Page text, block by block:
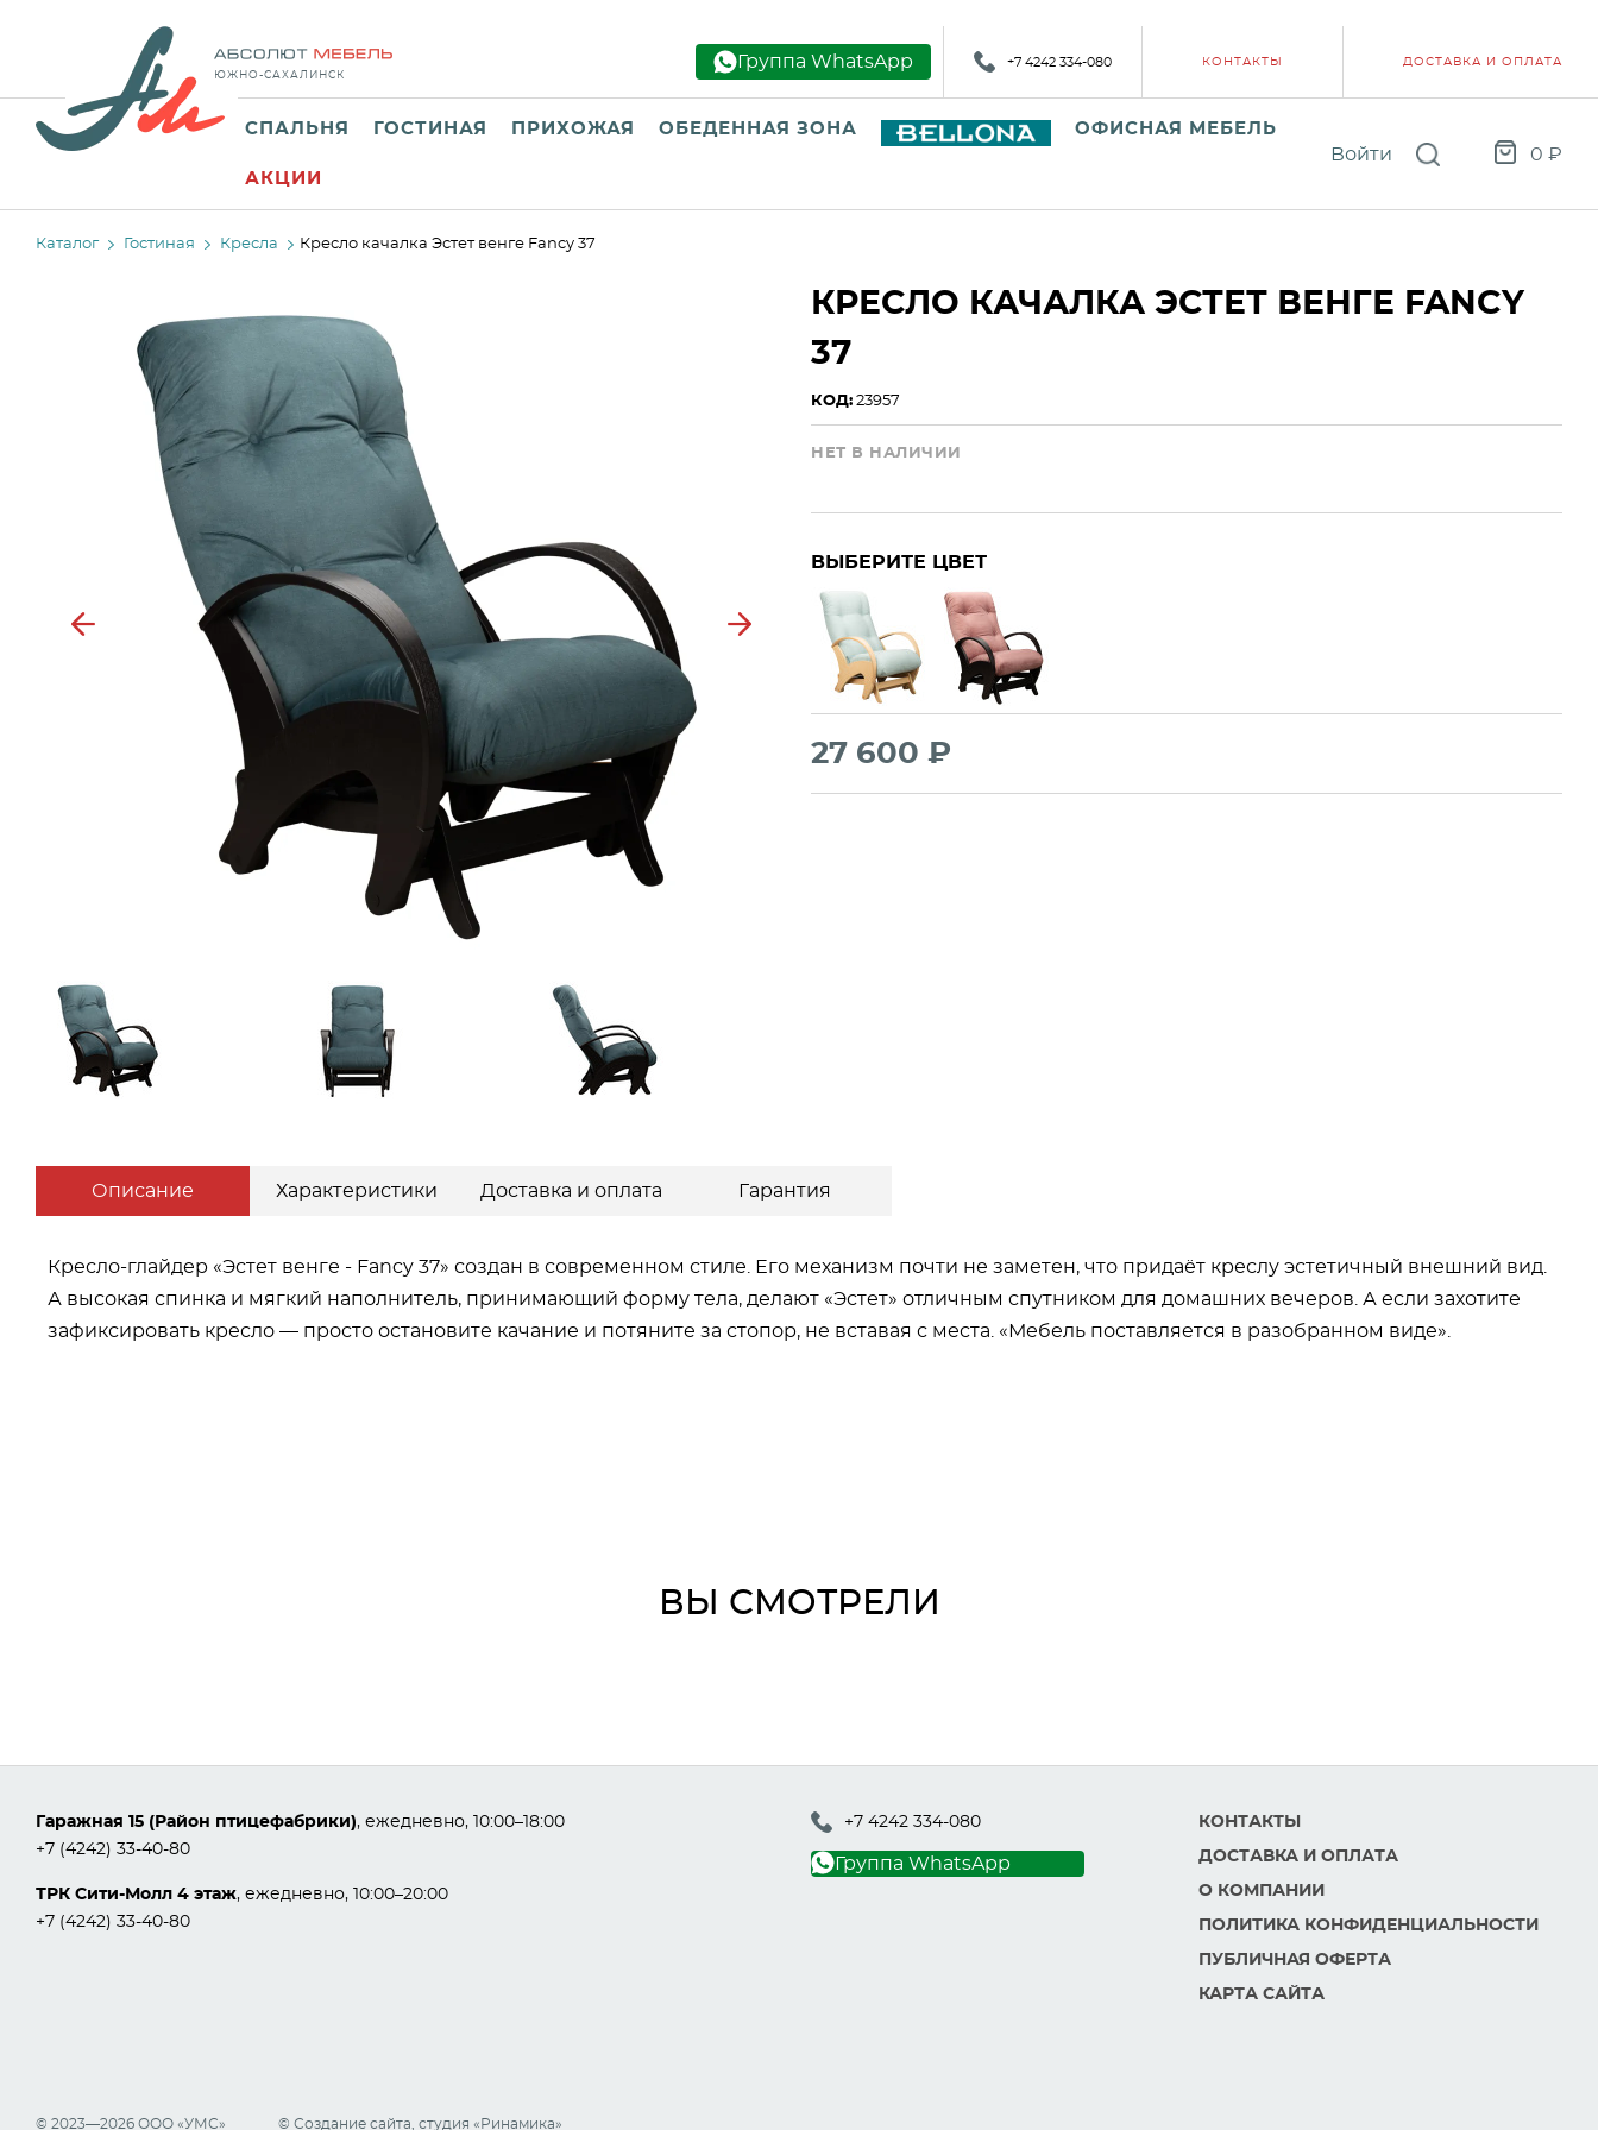
ЮЖНО-САХАЛИНСК
Группа WhatsApp +7 4242 334-080 КОНТАКТЫ ДОСТАВКА И ОПЛАТА
СПАЛЬНЯ ГОСТИНАЯ ПРИХОЖАЯ ОБЕДЕННАЯ ЗОНА ОФИСНАЯ МЕБЕЛЬ
АКЦИИ
Войти 0 ₽
Каталог Гостиная Кресла Кресло качалка Эстет венге Fancy 37
Previous Next
КРЕСЛО КАЧАЛКА ЭСТЕТ ВЕНГЕ FANCY
37
КОД: 23957
НЕТ В НАЛИЧИИ
ВЫБЕРИТЕ ЦВЕТ
27 600 ₽
Описание Характеристики Доставка и оплата Гарантия
Кресло-глайдер «Эстет венге - Fancy 37» создан в современном стиле. Его механизм почти не заметен, что придаёт креслу эстетичный внешний вид.
А высокая спинка и мягкий наполнитель, принимающий форму тела, делают «Эстет» отличным спутником для домашних вечеров. А если захотите
зафиксировать кресло — просто остановите качание и потяните за стопор, не вставая с места. «Мебель поставляется в разобранном виде».
ВЫ СМОТРЕЛИ
Гаражная 15 (Район птицефабрики), ежедневно, 10:00–18:00
+7 (4242) 33-40-80
ТРК Сити-Молл 4 этаж, ежедневно, 10:00–20:00
+7 (4242) 33-40-80
+7 4242 334-080
Группа WhatsApp
КОНТАКТЫ
ДОСТАВКА И ОПЛАТА
О КОМПАНИИ
ПОЛИТИКА КОНФИДЕНЦИАЛЬНОСТИ
ПУБЛИЧНАЯ ОФЕРТА
КАРТА САЙТА
© 2023—2026 ООО «УМС» © Создание сайта, студия « Ринамика»